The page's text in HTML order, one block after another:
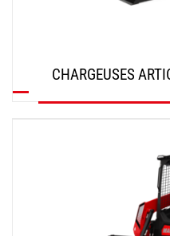
CHARGEUSES